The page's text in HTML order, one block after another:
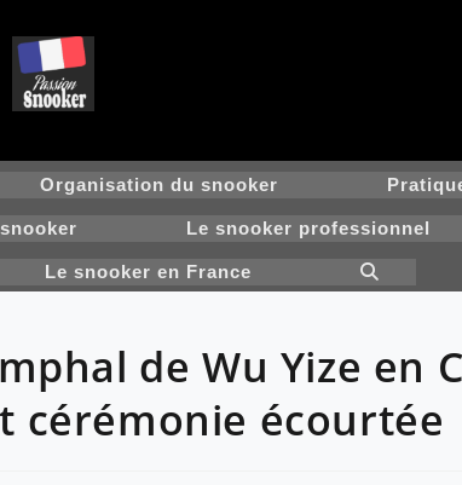
Organisation du snooker
Le snooker professionnel
Le snooker en France
Toggle
de Wu Yize en
cérémonie écourtée